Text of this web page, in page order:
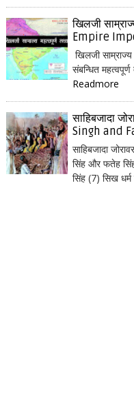
खिलजी
Empire
खिलजी
संबन्धित
Readmore
साहिबजादा
Singh and
साहिबजादा
सिंह और फतेह
सिंह (7) सिख